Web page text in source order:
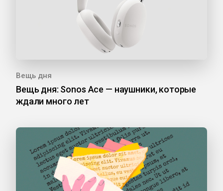
Вещь дня
Вещь дня: Sonos Ace — наушники, которые
ждали много лет